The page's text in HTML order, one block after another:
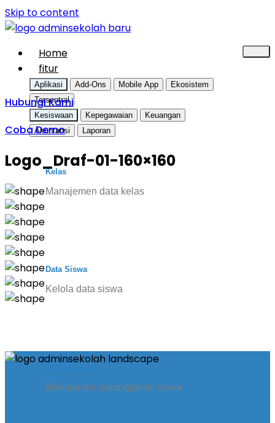
Skip to content
Home
fitur
Aplikasi Add-Ons Mobile App
Ekosistem
Tersentral
Kesiswaan
Kepegawaian
Keuangan
Akuntansi
Laporan
Kelas
Manajemen data kelas
Data Siswa
Kelola data siswa
Manajemen pelanggaran siswa
Hubungi Kami
Coba Demo
Logo_Draf-01-160×160